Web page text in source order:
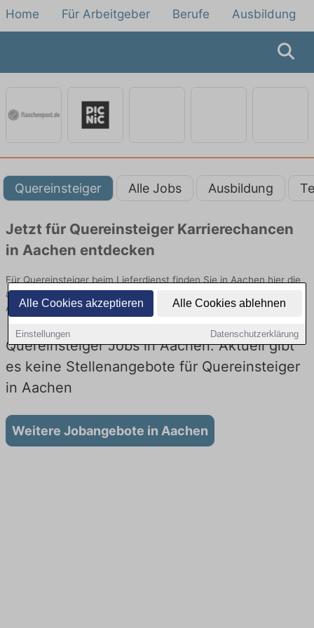
Alle Cookies akzeptieren Alle Cookies ablehnen
Einstellungen Datenschutzerklärung
Home Für Arbeitgeber Berufe Ausbildung
Quereinsteiger Alle Jobs Ausbildung
Jetzt für Quereinsteiger Karrierechancen
in Aachen entdecken
Für Quereinsteiger beim Lieferdienst finden Sie in Aachen hier die
aktuellsten Angebote. Entdecken Sie freie Optionen von Top-
Arbeitgebern und bewerben Sie sich noch heute.
Quereinsteiger Jobs in Aachen: Aktuell gibt
es keine Stellenangebote für Quereinsteiger
in Aachen
Weitere Jobangebote in Aachen